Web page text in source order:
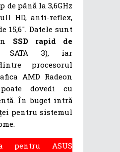
de până la 3,6GHz
HD, anti-reflex,
15,6″. Datele sunt
SSD rapid de
SATA 3), iar
procesorul
AMD Radeon
dovedi cu
În buget intră
pentru sistemul
pentru ASUS